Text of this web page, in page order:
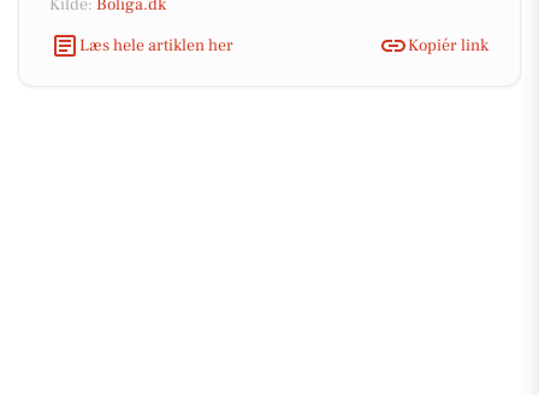
Kilde: Boliga.dk
Læs hele artiklen her
Kopiér link